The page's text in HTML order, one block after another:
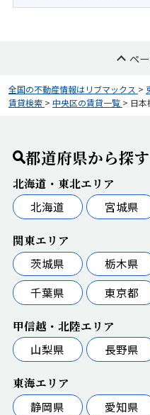
ペ
全国の不動産情報はリブマックス >
賃貸検索 > 中央区の賃貸一覧 > 日本
都道府県から探す
北海道・東北エリア
北海道
宮城県
関東エリア
茨城県
栃木県
千葉県
東京都
甲信越・北陸エリア
山梨県
長野県
東海エリア
静岡県
愛知県